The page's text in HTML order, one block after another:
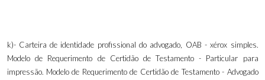
k)- Carteira de identidade profissional do advogado, OAB - xérox simples.
Modelo de Requerimento de Certidão de Testamento - Particular para
impressão. Modelo de Requerimento de Certidão de Testamento - Advogado